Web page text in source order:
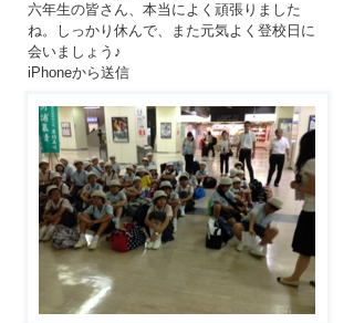
六年生の皆さん、本当によく頑張りました
ね。しっかり休んで、また元気よく登校日に
会いましょう♪
iPhoneから送信